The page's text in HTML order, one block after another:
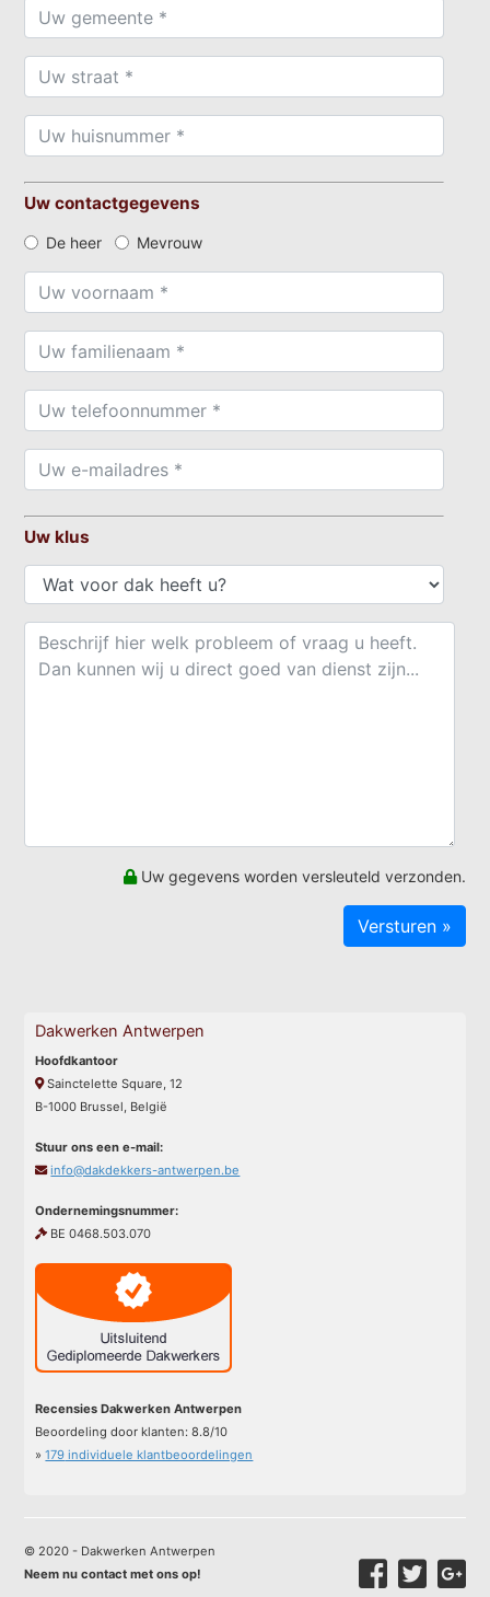
Uw contactgegevens
De heer Mevrouw
Uw klus
Uw gegevens worden versleuteld verzonden.
Dakwerken Antwerpen
Hoofdkantoor
Sainctelette Square, 12
B-1000 Brussel, België
Stuur ons een e-mail:
info@dakdekkers-antwerpen.be
Ondernemingsnummer:
BE 0468.503.070
Recensies Dakwerken Antwerpen
Beoordeling door klanten: 8.8/10
»179 individuele klantbeoordelingen
© 2020 - Dakwerken Antwerpen
Neem nu contact met ons op!